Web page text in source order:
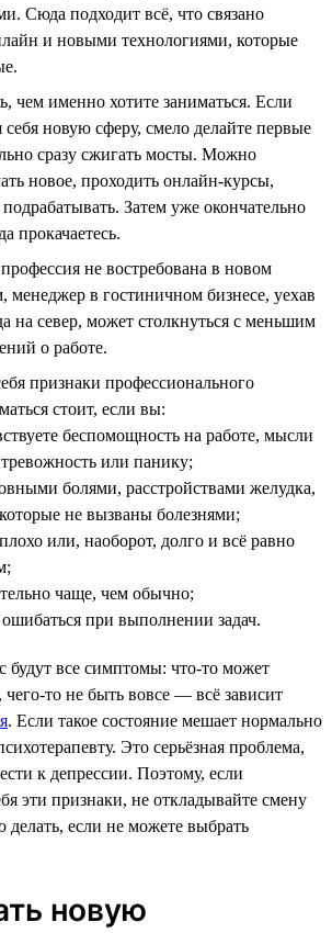
Сюда подходит всё, что связано
и новыми технологиями, которые
чем именно хотите заниматься. Если
новую сферу, смело делайте первые
сразу сжигать мосты. Можно
новое, проходить онлайн-курсы,
Затем уже окончательно
прокачаетесь.
не востребована в новом
менеджер в гостиничном бизнесе, уехав
на север, может столкнуться с меньшим
о работе.
признаки профессионального
стоит, если вы:
беспомощность на работе, мысли
или панику;
болями, расстройствами желудка,
не вызваны болезнями;
или, наоборот, долго и всё равно
чаще, чем обычно;
при выполнении задач.
будут все симптомы: что-то может
чего-то не быть вовсе — всё зависит
. Если такое состояние мешает нормально
Это серьёзная проблема,
к депрессии. Поэтому, если
эти признаки, не откладывайте смену
делать, если не можете выбрать
новую